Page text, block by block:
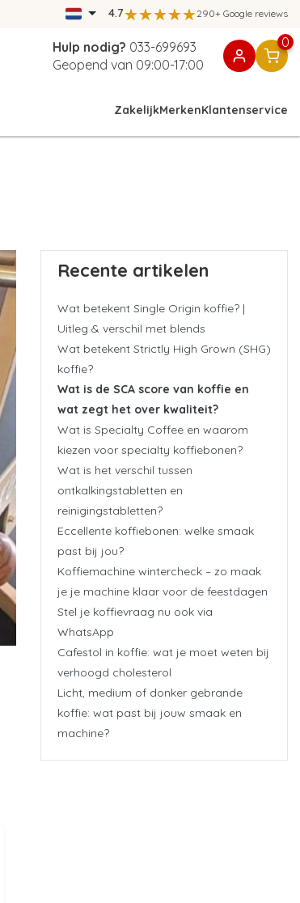
4.7 290+ Google reviews
Hulp nodig? 033-699693
Geopend van 09:00-17:00
0
ZakelijkMerkenKlantenservice
Recente artikelen
Wat betekent Single Origin koffie? |
Uitleg & verschil met blends
Wat betekent Strictly High Grown (SHG)
koffie?
Wat is de SCA score van koffie en
wat zegt het over kwaliteit?
Wat is Specialty Coffee en waarom
kiezen voor specialty koffiebonen?
Wat is het verschil tussen
ontkalkingstabletten en
reinigingstabletten?
Eccellente koffiebonen: welke smaak
past bij jou?
Koffiemachine wintercheck – zo maak
je je machine klaar voor de feestdagen
Stel je koffievraag nu ook via
WhatsApp
Cafestol in koffie: wat je moet weten bij
verhoogd cholesterol
Licht, medium of donker gebrande
koffie: wat past bij jouw smaak en
machine?